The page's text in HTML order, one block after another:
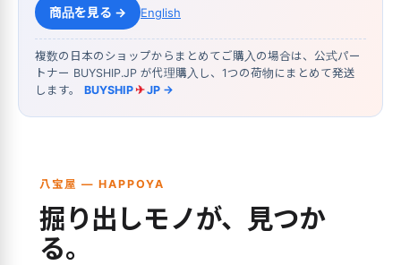
商品を見る → English
複数の日本のショップからまとめてご購入の場合は、公式パー
トナー BUYSHIP.JP が代理購入し、1つの荷物にまとめて発送
します。 BUYSHIP✈JP →
八宝屋 — HAPPOYA
掘り出しモノが、見つか
る。